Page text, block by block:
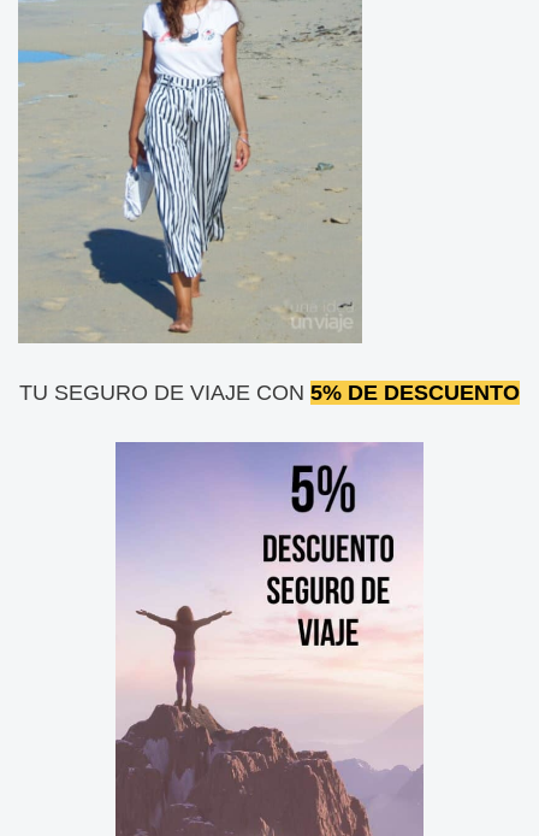
TU SEGURO DE VIAJE CON 5% DE DESCUENTO